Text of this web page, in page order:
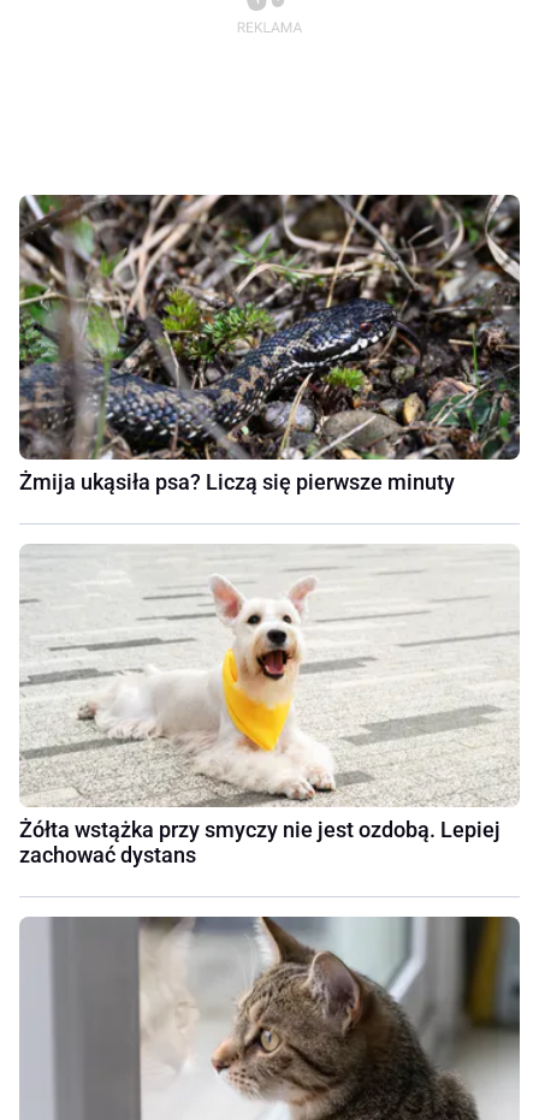
Żmija ukąsiła psa? Liczą się pierwsze minuty
Żółta wstążka przy smyczy nie jest ozdobą. Lepiej
zachować dystans